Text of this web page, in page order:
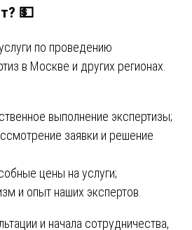
💵
по проведению
в Москве и других регионах.
выполнение экспертизы;
заявки и решение
цены на услуги;
и опыт наших экспертов.
и начала сотрудничества,